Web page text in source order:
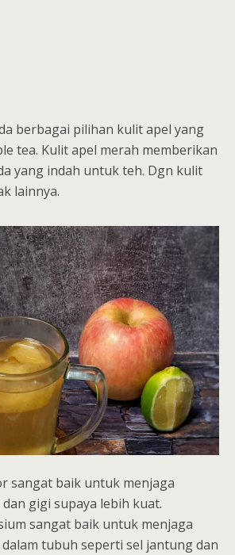
berbagai pilihan kulit apel yang
tea. Kulit apel merah memberikan
yang indah untuk teh. Dgn kulit
lainnya.
sangat baik untuk menjaga
gigi supaya lebih kuat.
sangat baik untuk menjaga
tubuh seperti sel jantung dan